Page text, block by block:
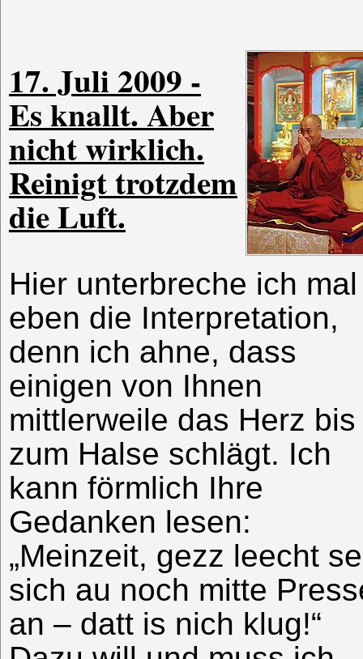
17. Juli 2009 -
Es knallt. Aber
nicht wirklich.
Reinigt trotzdem
die Luft.
Hier unterbreche ich mal
eben die Interpretation,
denn ich ahne, dass
einigen von Ihnen
mittlerweile das Herz bis
zum Halse schlägt. Ich
kann förmlich Ihre
Gedanken lesen:
„Meinzeit, gezz leecht se
sich au noch mitte
an – datt is nich klug!“